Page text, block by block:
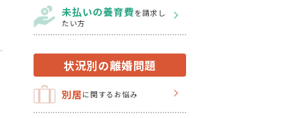
未払いの養育費を請求し
たい方
状況別の離婚問題
別居に関するお悩み